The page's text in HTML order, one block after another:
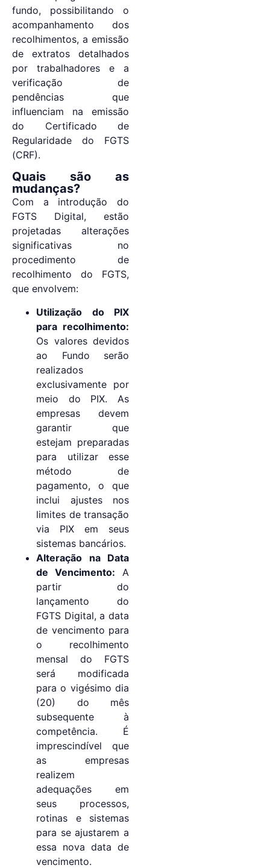
fundo, possibilitando o
acompanhamento dos
recolhimentos, a emissão
de extratos detalhados
por trabalhadores e a
verificação de
pendências que
influenciam na emissão
do Certificado de
Regularidade do FGTS
(CRF).
Quais são as
mudanças?
Com a introdução do
FGTS Digital, estão
projetadas alterações
significativas no
procedimento de
recolhimento do FGTS,
que envolvem:
Utilização do PIX
para recolhimento:
Os valores devidos
ao Fundo serão
realizados
exclusivamente por
meio do PIX. As
empresas devem
garantir que
estejam preparadas
para utilizar esse
método de
pagamento, o que
inclui ajustes nos
limites de transação
via PIX em seus
sistemas bancários.
Alteração na Data
de Vencimento: A
partir do
lançamento do
FGTS Digital, a data
de vencimento para
o recolhimento
mensal do FGTS
será modificada
para o vigésimo dia
(20) do mês
subsequente à
competência. É
imprescindível que
as empresas
realizem
adequações em
seus processos,
rotinas e sistemas
para se ajustarem a
essa nova data de
vencimento.